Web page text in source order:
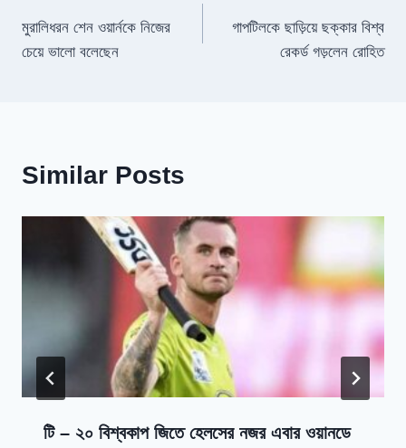
navigation
মুরালিধরন শেন ওয়ার্নকে নিজের
চেয়ে ভালো বলেছেন
গাপটিলকে ছাড়িয়ে ছক্কার বিশ্ব
রেকর্ড গড়লেন রোহিত
Similar Posts
টি – ২০ বিশ্বকাপ জিতে হেলসের নজর এবার ওয়ানডে